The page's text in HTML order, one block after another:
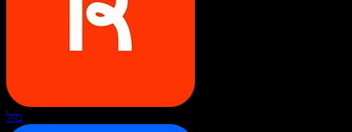
מול